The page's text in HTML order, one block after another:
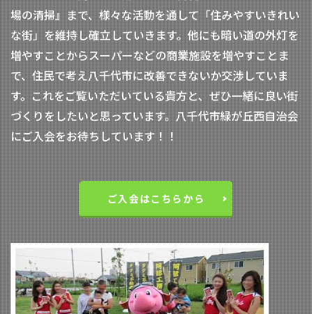
場の清掃』まで、様々な活動を通して「住みやすいきれい
な街」を維持し確立していきます。他にも暗い道の外灯を
増やすことからスーパーなどの商業施設を増やすことま
で、住民で考え八千代市に改善できないか交渉していま
す。これをご覧いただいている貴方と、ぜひ一緒に良い街
づくりをしたいと思っています。八千代市緑が丘西自治会
にご入会をお待ちしています！！
ご入会はこちらから